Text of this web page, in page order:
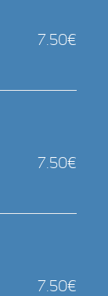
7.50€
7.50€
7.50€